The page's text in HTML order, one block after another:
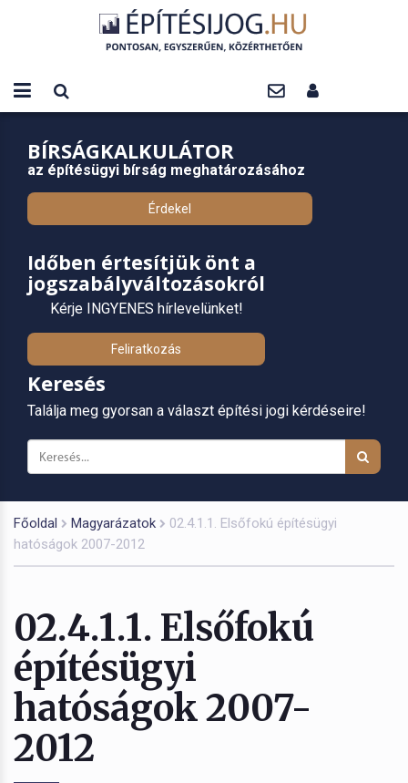
BÍRSÁGKALKULÁTOR
az építésügyi bírság meghatározásához
Érdekel
Időben értesítjük önt a
jogszabályváltozásokról
Kérje INGYENES hírlevelünket!
Feliratkozás
Keresés
Találja meg gyorsan a választ építési jogi kérdéseire!
Főoldal Magyarázatok
02.4.1.1. Elsőfokú építésügyi
hatóságok 2007-2012
02.4.1.1. Elsőfokú
építésügyi
hatóságok 2007-
2012